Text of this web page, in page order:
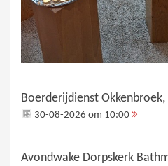
Boerderijdienst
30-08-2026 om 10:00
Avondwake Dorpskerk